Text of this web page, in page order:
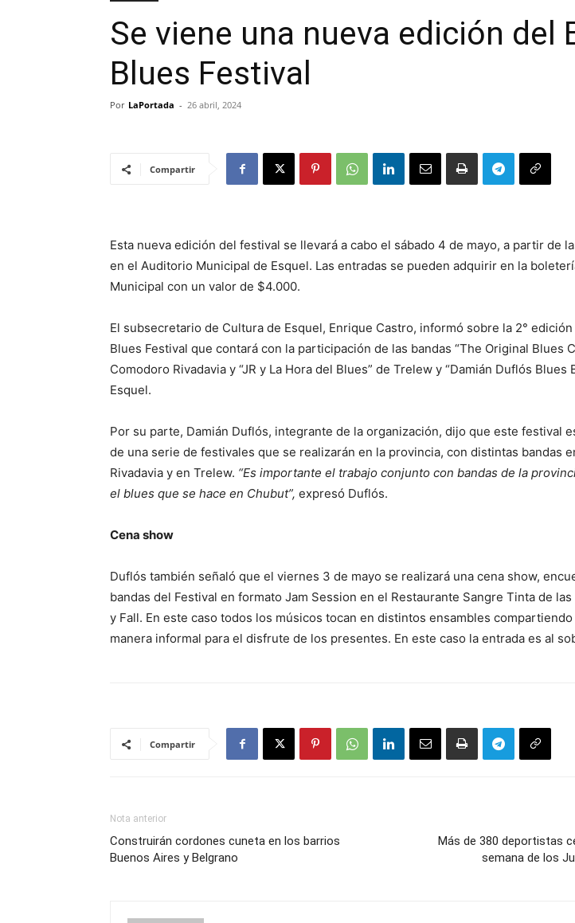
Se viene una nueva edición del
Blues Festival
Por LaPortada - 26 abril, 2024
Compartir
Esta nueva edición del festival se llevará a cabo el sábado 4 de mayo, a partir de
en el Auditorio Municipal de Esquel. Las entradas se pueden adquirir en la
Municipal con un valor de $4.000.
El subsecretario de Cultura de Esquel, Enrique Castro, informó sobre la 2°
Blues Festival que contará con la participación de las bandas “The Original Blues
Comodoro Rivadavia y “JR y La Hora del Blues” de Trelew y “Damián Duflós Blues
Esquel.
Por su parte, Damián Duflós, integrante de la organización, dijo que este festival
de una serie de festivales que se realizarán en la provincia, con distintas bandas
Rivadavia y en Trelew. “Es importante el trabajo conjunto con bandas de la
el blues que se hace en Chubut”, expresó Duflós.
Cena show
Duflós también señaló que el viernes 3 de mayo se realizará una cena show,
bandas del Festival en formato Jam Session en el Restaurante Sangre Tinta de
y Fall. En este caso todos los músicos tocan en distintos ensambles
manera informal para el disfrute de los presentes. En este caso la entrada es al
Compartir
Nota anterior
Construirán cordones cuneta en los barrios
Buenos Aires y Belgrano
Más de 380 deportistas
semana de los